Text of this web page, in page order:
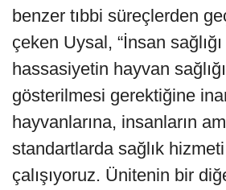
benzer tıbbi süreçlerden
çeken Uysal, “İnsan
hassasiyetin hayvan
gösterilmesi gerektiğine
hayvanlarına, insanların
standartlarda sağlık
çalışıyoruz. Ünitenin bir